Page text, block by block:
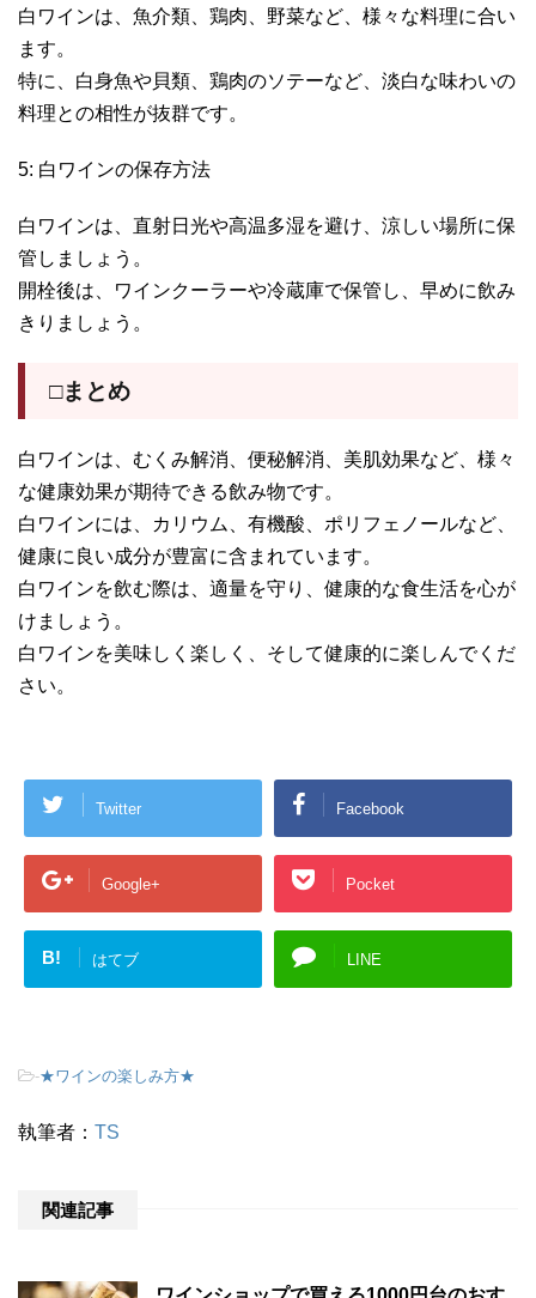
白ワインは、魚介類、鶏肉、野菜など、様々な料理に合い
ます。
特に、白身魚や貝類、鶏肉のソテーなど、淡白な味わいの
料理との相性が抜群です。
5: 白ワインの保存方法
白ワインは、直射日光や高温多湿を避け、涼しい場所に保
管しましょう。
開栓後は、ワインクーラーや冷蔵庫で保管し、早めに飲み
きりましょう。
□まとめ
白ワインは、むくみ解消、便秘解消、美肌効果など、様々
な健康効果が期待できる飲み物です。
白ワインには、カリウム、有機酸、ポリフェノールなど、
健康に良い成分が豊富に含まれています。
白ワインを飲む際は、適量を守り、健康的な食生活を心が
けましょう。
白ワインを美味しく楽しく、そして健康的に楽しんでくだ
さい。
Twitter Facebook
Google+ Pocket
B! はてブ LINE
-★ワインの楽しみ方★
執筆者： TS
関連記事